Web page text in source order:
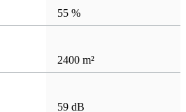
55 %
2400 m²
59 dB